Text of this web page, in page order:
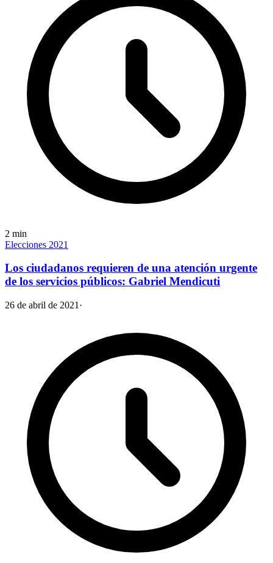
2 min
Elecciones 2021
Los ciudadanos requieren de una atención urgente
de los servicios públicos: Gabriel Mendicuti
26 de abril de 2021 ·